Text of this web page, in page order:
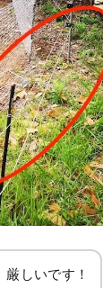
厳しいです！